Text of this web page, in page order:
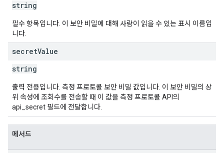
string
필수 항목입니다. 이 보안 비밀에 대해 사람이 읽을 수 있는 표시 이름입
니다.
secretValue
string
출력 전용입니다. 측정 프로토콜 보안 비밀 값입니다. 이 보안 비밀의 상
위 속성에 조회수를 전송할 때 이 값을 측정 프로토콜 API의
api_secret 필드에 전달합니다.
메서드